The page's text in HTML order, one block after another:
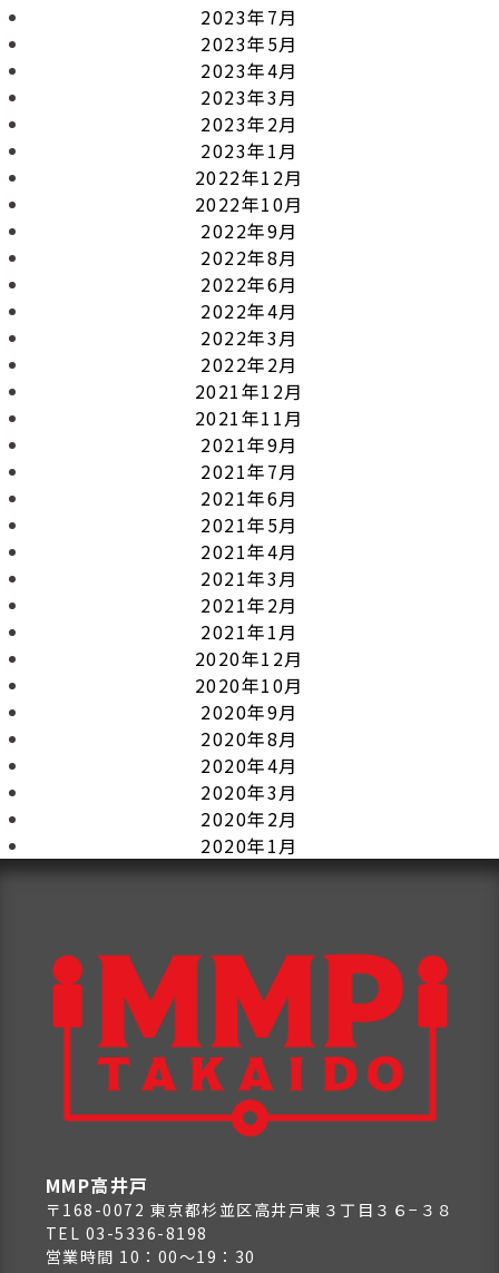
2023年7月
2023年5月
2023年4月
2023年3月
2023年2月
2023年1月
2022年12月
2022年10月
2022年9月
2022年8月
2022年6月
2022年4月
2022年3月
2022年2月
2021年12月
2021年11月
2021年9月
2021年7月
2021年6月
2021年5月
2021年4月
2021年3月
2021年2月
2021年1月
2020年12月
2020年10月
2020年9月
2020年8月
2020年4月
2020年3月
2020年2月
2020年1月
MMP高井戸
〒168-0072 東京都杉並区高井戸東３丁目３６−３８
TEL 03-5336-8198
営業時間 10：00～19：30